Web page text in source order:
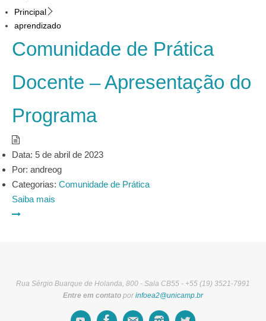
Principal
aprendizado
Comunidade de Prática
Docente – Apresentação do
Programa
Data: 5 de abril de 2023
Por: andreog
Categorias: Comunidade de Prática
Saiba mais
Rua Sérgio Buarque de Holanda, 800 - Sala CB55 - +55 (19) 3521-7991
Entre em contato por infoea2@unicamp.br